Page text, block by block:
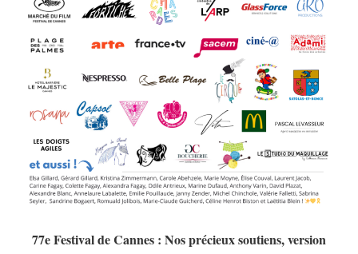
77e Festival de Cannes : Nos précieux soutiens, version